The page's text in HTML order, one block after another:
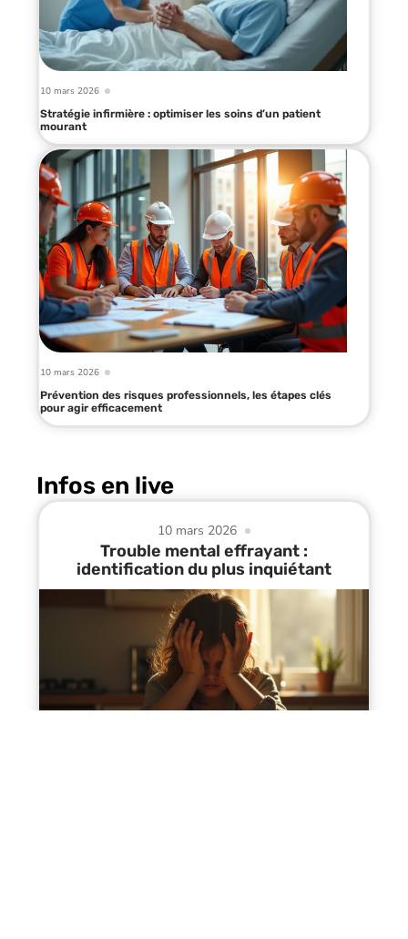
10 mars 2026
Stratégie infirmière : optimiser les soins d’un patient
mourant
10 mars 2026
Prévention des risques professionnels, les étapes clés
pour agir efficacement
Infos en live
10 mars 2026
Trouble mental effrayant :
identification du plus inquiétant